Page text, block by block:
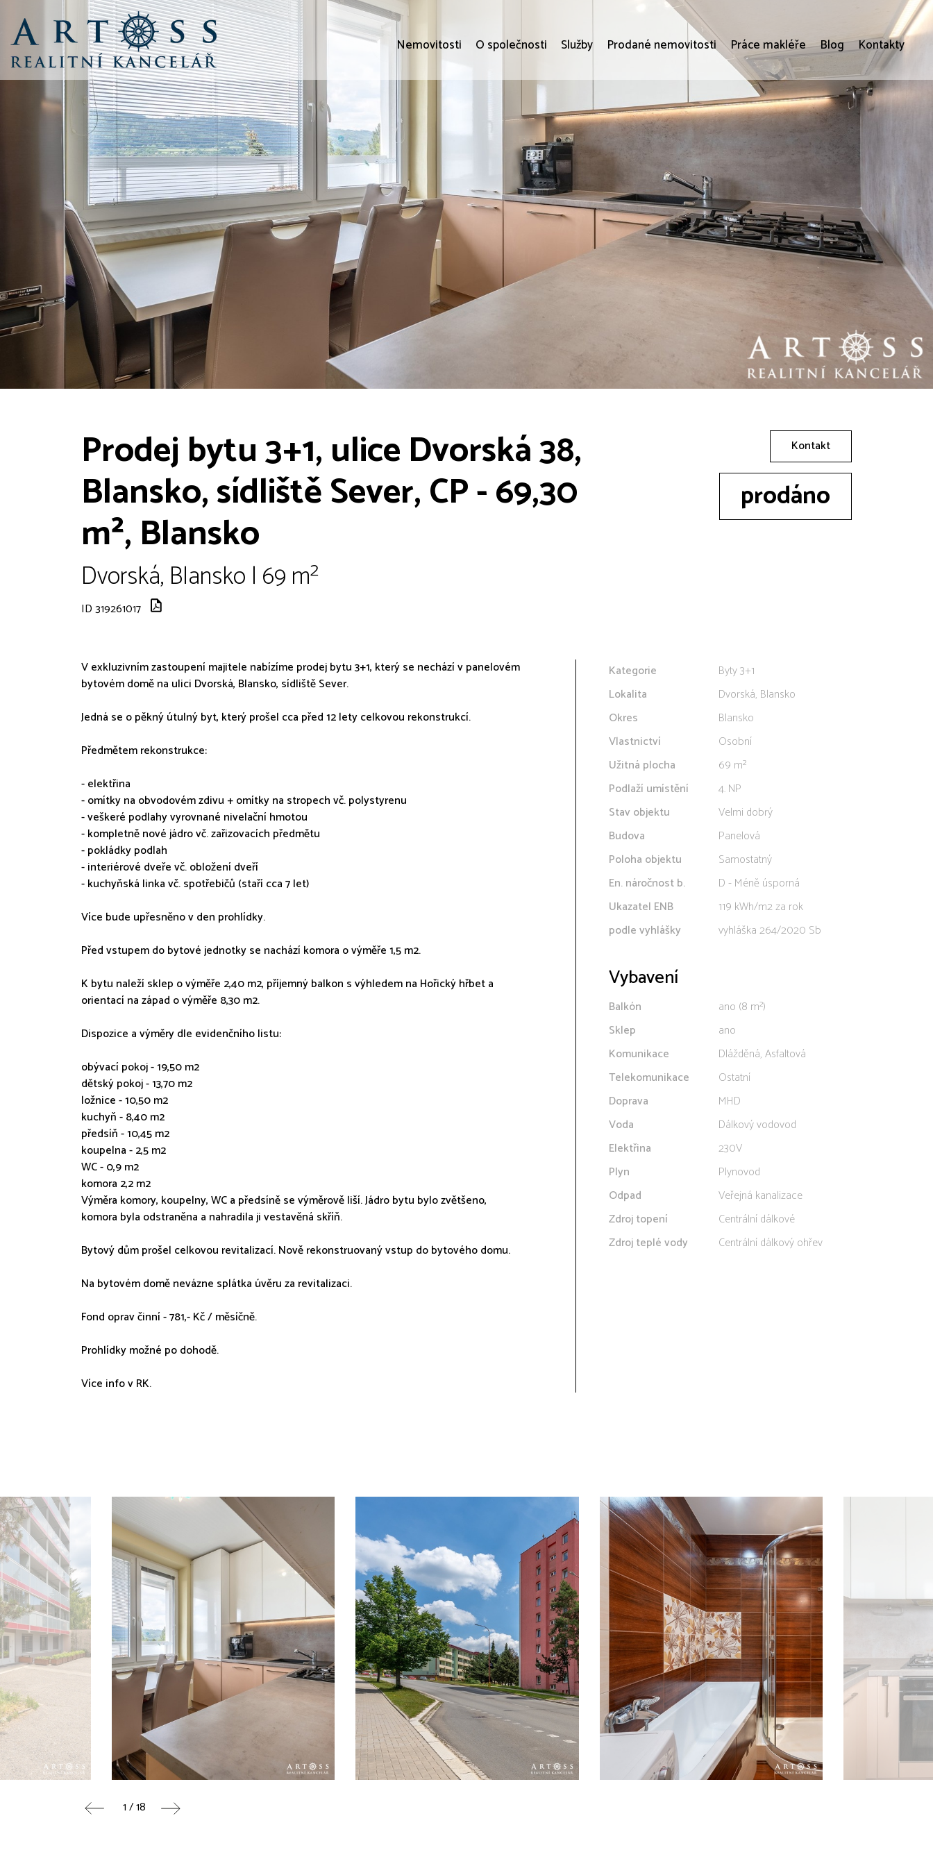
Nemovitosti O společnosti Služby Prodané nemovitosti Práce makléře Blog Kontakty
Prodej bytu 3+1, ulice Dvorská 38,
Blansko, sídliště Sever, CP - 69,30
m², Blansko
Dvorská, Blansko | 69 m²
ID 319261017
Kontakt
prodáno
V exkluzivním zastoupení majitele nabízíme prodej bytu 3+1, který se nechází v panelovém
bytovém domě na ulici Dvorská, Blansko, sídliště Sever.
Jedná se o pěkný útulný byt, který prošel cca před 12 lety celkovou rekonstrukcí.
Předmětem rekonstrukce:
- elektřina
- omítky na obvodovém zdivu + omítky na stropech vč. polystyrenu
- veškeré podlahy vyrovnané nivelační hmotou
- kompletně nové jádro vč. zařizovacích předmětu
- pokládky podlah
- interiérové dveře vč. obložení dveří
- kuchyňská linka vč. spotřebičů (staří cca 7 let)
Více bude upřesněno v den prohlídky.
Před vstupem do bytové jednotky se nachází komora o výměře 1,5 m2.
K bytu naleží sklep o výměře 2,40 m2, příjemný balkon s výhledem na Hořický hřbet a
orientací na západ o výměře 8,30 m2.
Dispozice a výměry dle evidenčního listu:
obývací pokoj - 19,50 m2
dětský pokoj - 13,70 m2
ložnice - 10,50 m2
kuchyň - 8,40 m2
předsíň - 10,45 m2
koupelna - 2,5 m2
WC - 0,9 m2
komora 2,2 m2
Výměra komory, koupelny, WC a předsíně se výměrově liší. Jádro bytu bylo zvětšeno,
komora byla odstraněna a nahradila ji vestavěná skříň.
Bytový dům prošel celkovou revitalizací. Nově rekonstruovaný vstup do bytového domu.
Na bytovém domě nevázne splátka úvěru za revitalizaci.
Fond oprav činní - 781,- Kč / měsíčně.
Prohlídky možné po dohodě.
Více info v RK.
Kategorie
Byty 3+1
Lokalita
Dvorská, Blansko
Okres
Blansko
Vlastnictví
Osobní
Užitná plocha
69 m²
Podlaží umístění
4. NP
Stav objektu
Velmi dobrý
Budova
Panelová
Poloha objektu
Samostatný
En. náročnost b.
D - Méně úsporná
Ukazatel ENB
119 kWh/m2 za rok
podle vyhlášky
vyhláška 264/2020 Sb
Vybavení
Balkón
ano (8 m²)
Sklep
ano
Komunikace
Dlážděná, Asfaltová
Telekomunikace
Ostatní
Doprava
MHD
Voda
Dálkový vodovod
Elektřina
230V
Plyn
Plynovod
Odpad
Veřejná kanalizace
Zdroj topení
Centrální dálkové
Zdroj teplé vody
Centrální dálkový ohřev
1 / 18